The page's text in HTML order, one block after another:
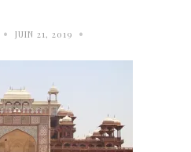
• JUIN 21, 2019 •